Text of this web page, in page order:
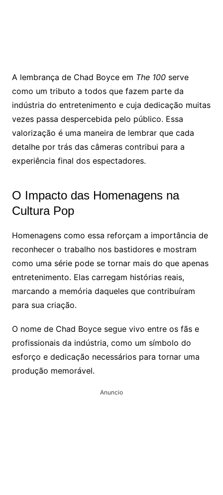
A lembrança de Chad Boyce em The 100serve
como um tributo a todos que fazem parte da
indústria do entretenimento e cuja dedicação muitas
vezes passa despercebida pelo público. Essa
valorização é uma maneira de lembrar que cada
detalhe por trás das câmeras contribui para a
experiência final dos espectadores.
O Impacto das Homenagens na
Cultura Pop
Homenagens como essa reforçam a importância de
reconhecer o trabalho nos bastidores e mostram
como uma série pode se tornar mais do que apenas
entretenimento. Elas carregam histórias reais,
marcando a memória daqueles que contribuíram
para sua criação.
O nome de Chad Boyce segue vivo entre os fãs e
profissionais da indústria, como um símbolo do
esforço e dedicação necessários para tornar uma
produção memorável.
Anuncio